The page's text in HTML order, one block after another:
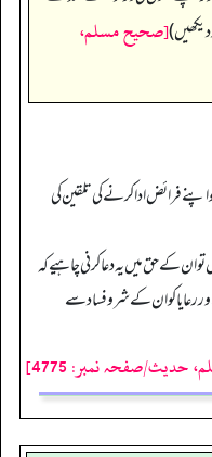
[صحيح مسلم،
فرائض ادا کرنے کی تلقین کی
کے حق میں یہ دعا کرنی چاہیے کہ
رعایا کو ان کے شروفساد سے
صفحہ نمبر: 4775]